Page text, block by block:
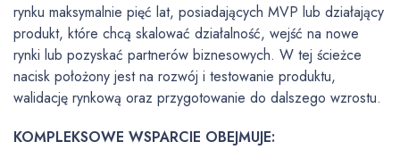
rynku maksymalnie pięć lat, posiadających MVP lub działający
produkt, które chcą skalować działalność, wejść na nowe
rynki lub pozyskać partnerów biznesowych. W tej ścieżce
nacisk położony jest na rozwój i testowanie produktu,
walidację rynkową oraz przygotowanie do dalszego wzrostu.
KOMPLEKSOWE WSPARCIE OBEJMUJE: